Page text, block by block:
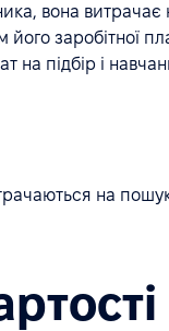
вона витрачає
заробітної
підбір і
на